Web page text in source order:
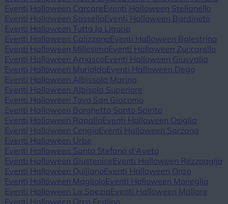
Eventi Halloween CarcareEventi Halloween Stellanello
Eventi Halloween SasselloEventi Halloween Bardineto
Eventi Halloween Tutta la Liguria
Eventi Halloween CalizzanoEventi Halloween Balestrino
Eventi Halloween MillesimoEventi Halloween Zuccarello
Eventi Halloween ArnascoEventi Halloween Giusvalla
Eventi Halloween MurialdoEventi Halloween Dego
Eventi Halloween Albissola Marina
Eventi Halloween Albisola Superiore
Eventi Halloween Tovo San Giacomo
Eventi Halloween Borghetto Santo Spirito
Eventi Halloween RapalloEventi Halloween Osiglia
Eventi Halloween CengioEventi Halloween Sarzana
Eventi Halloween Urbe
Eventi Halloween Santo Stefano d'Aveto
Eventi Halloween GiusteniceEventi Halloween Rezzoaglio
Eventi Halloween QuilianoEventi Halloween Onzo
Eventi Halloween MaglioloEventi Halloween Moneglia
Eventi Halloween La Spezia Eventi Halloween Mallare
Eventi Halloween Orco Feglino